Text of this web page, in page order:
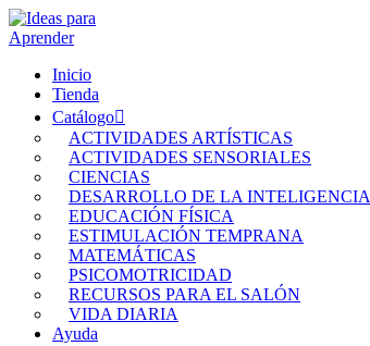
Inicio
Tienda
Catálogo
ACTIVIDADES ARTÍSTICAS
ACTIVIDADES SENSORIALES
CIENCIAS
DESARROLLO DE LA INTELIGENCIA
EDUCACIÓN FÍSICA
ESTIMULACIÓN TEMPRANA
MATEMÁTICAS
PSICOMOTRICIDAD
RECURSOS PARA EL SALÓN
VIDA DIARIA
Ayuda